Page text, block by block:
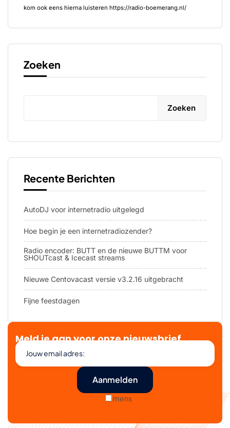
kom ook eens hierna luisteren https://radio-boemerang.nl/
Zoeken
Zoeken
Recente Berichten
AutoDJ voor internetradio uitgelegd
Hoe begin je een internetradiozender?
Radio encoder: BUTT en de nieuwe BUTTM voor
SHOUTcast & Icecast streams
Nieuwe Centovacast versie v3.2.16 uitgebracht
Fijne feestdagen
Meld je aan voor onze nieuwsbrief
mens